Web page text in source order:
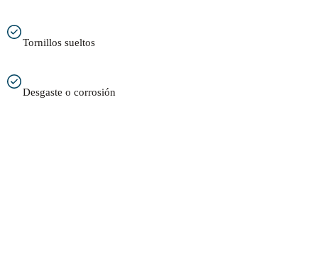
Tornillos sueltos
Desgaste o corrosión